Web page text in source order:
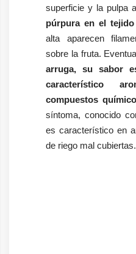
superficie y la pulpa
púrpura en el tejido
alta aparecen
sobre la fruta.
arruga, su sabor
característico
compuestos
síntoma, conocido
es característico en
de riego mal cubiertas.